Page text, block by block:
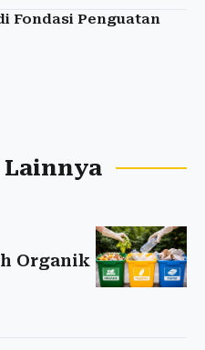
Fondasi Penguatan
Organik